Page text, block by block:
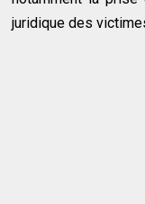
juridique des